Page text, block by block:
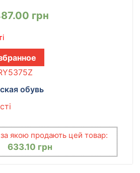
грн
обувь
якою продають цей товар:
633.10 грн